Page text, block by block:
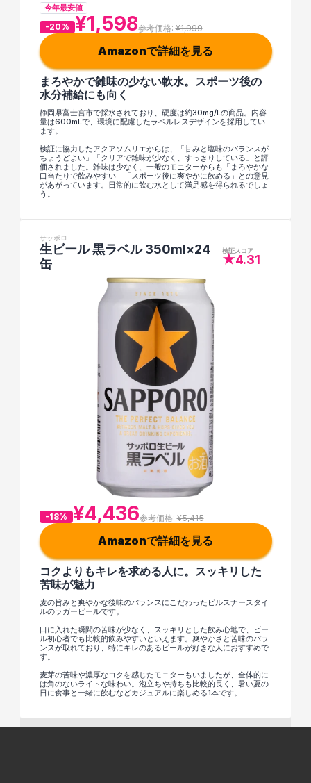
今年最安値
-20% ¥1,598参考価格: ¥1,999
Amazonで詳細を見る
まろやかで雑味の少ない軟水。スポーツ後の
水分補給にも向く
静岡県富士宮市で採水されており、硬度は約30mg/Lの商品。内容
量は600mLで、環境に配慮したラベルレスデザインを採用してい
ます。
検証に協力したアクアソムリエからは、「甘みと塩味のバランスが
ちょうどよい」「クリアで雑味が少なく、すっきりしている」と評
価されました。雑味は少なく、一般のモニターからも「まろやかな
口当たりで飲みやすい」「スポーツ後に爽やかに飲める」との意見
があがっています。日常的に飲む水として満足感を得られるでしょ
う。
サッポロ
生ビール 黒ラベル 350ml×24
缶
検証スコア
★4.31
-18% ¥4,436参考価格: ¥5,415
Amazonで詳細を見る
コクよりもキレを求める人に。スッキリした
苦味が魅力
麦の旨みと爽やかな後味のバランスにこだわったピルスナースタイ
ルのラガービールです。
口に入れた瞬間の苦味が少なく、スッキリとした飲み心地で、ビー
ル初心者でも比較的飲みやすいといえます。爽やかさと苦味のバラ
ンスが取れており、特にキレのあるビールが好きな人におすすめで
す。
麦芽の苦味や濃厚なコクを感じたモニターもいましたが、全体的に
は角のないライトな味わい。泡立ちや持ちも比較的長く、暑い夏の
日に食事と一緒に飲むなどカジュアルに楽しめる1本です。